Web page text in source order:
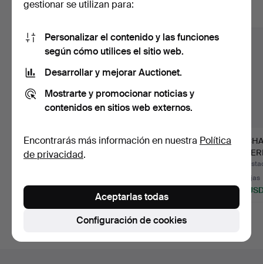
MEDIDORES DE
PÓLVORA, 8 uds.
180 USD
SABLE DE OFICIAL,
Edad
15 pujas
101
gestionar se utilizan para:
Personalizar el contenido y las funciones
según cómo utilices el sitio web.
Desarrollar y mejorar Auctionet.
Mostrarte y promocionar noticias y
contenidos en sitios web externos.
Encontrarás más información en nuestra Política
de privacidad.
Configuración de cookies
Aceptarlas todas